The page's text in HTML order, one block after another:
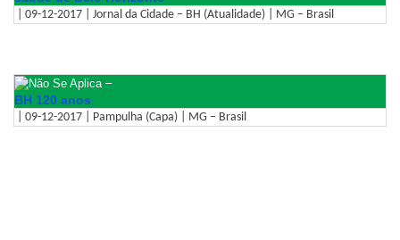
| 09-12-2017 | Jornal da Cidade – BH (Atualidade) | MG – Brasil
–
BH 120 anos
| 09-12-2017 | Pampulha (Capa) | MG – Brasil